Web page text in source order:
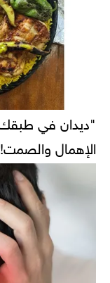
"ديدان في
الإهمال